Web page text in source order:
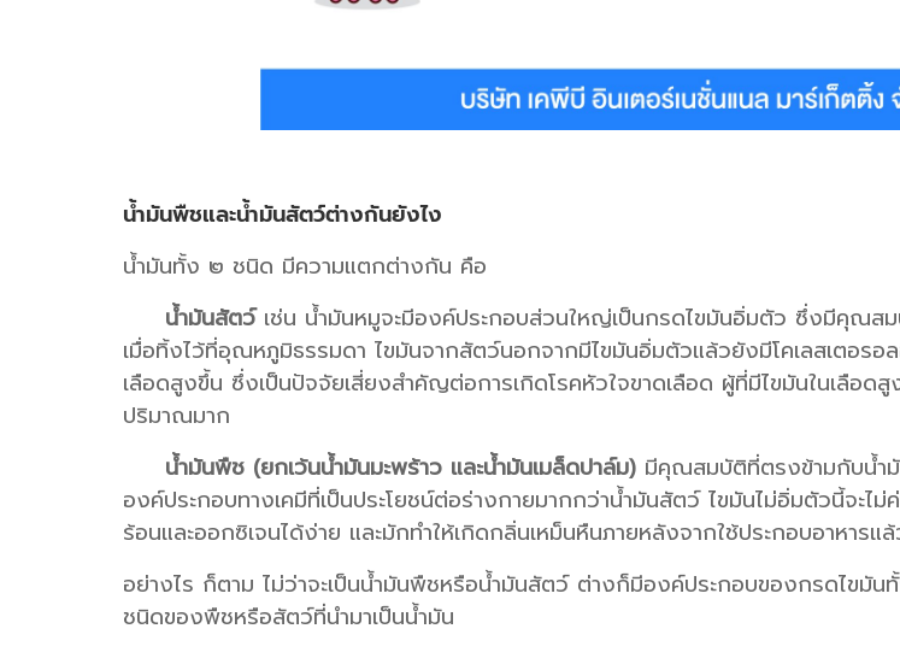
น้ำมันพืชและน้ำมันสัตว์ต่างกันยังไง
น้ำมันทั้ง ๒ ชนิด มีความแตกต่างกัน คือ
น้ำมันสัตว์เช่น น้ำมันหมูจะมีองค์ประกอบส่วนใหญ่เป็นกรดไขมันอิ่มตัว ซึ่งมีคุณสม
เมื่อทิ้งไว้ที่อุณหภูมิธรรมดา ไขมันจากสัตว์นอกจากมีไขมันอิ่มตัวแล้วยังมีโคเลสเตอรอ
เลือดสูงขึ้น ซึ่งเป็นปัจจัยเสี่ยงสำคัญต่อการเกิดโรคหัวใจขาดเลือด ผู้ที่มีไขมันในเลือด
ปริมาณมาก
น้ำมันพืช (ยกเว้นน้ำมันมะพร้าว และน้ำมันเมล็ดปาล์ม) มีคุณสมบัติที่ตรงข้ามกับน้ำ
องค์ประกอบทางเคมีที่เป็นประโยชน์ต่อร่างกายมากกว่าน้ำมันสัตว์ ไขมันไม่อิ่มตัวนี้จะไ
ร้อนและออกซิเจนได้ง่าย และมักทำให้เกิดกลิ่นเหม็นหืนภายหลังจากใช้ประกอบอาหารแ
อย่างไร ก็ตาม ไม่ว่าจะเป็นน้ำมันพืชหรือน้ำมันสัตว์ ต่างก็มีองค์ประกอบของกรดไข
ชนิดของพืชหรือสัตว์ที่นำมาเป็นน้ำมัน